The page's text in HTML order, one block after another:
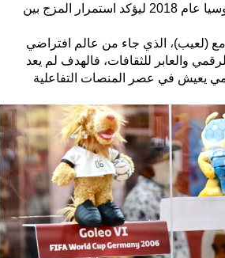
من البيئة المحلية، بينما جاء الذئب “زابيفاكا” في روسيا عام 2018 ليؤكد استمرار المزج بين
ووصلت الفكرة إلى مرحلة جديدة في قطر 2022 مع (لعيب)، الذي جاء من عالم افتراضي
والعابر للثقافات، فالهدف لم يعد
يعيش في عصر المنصات التفاعلية